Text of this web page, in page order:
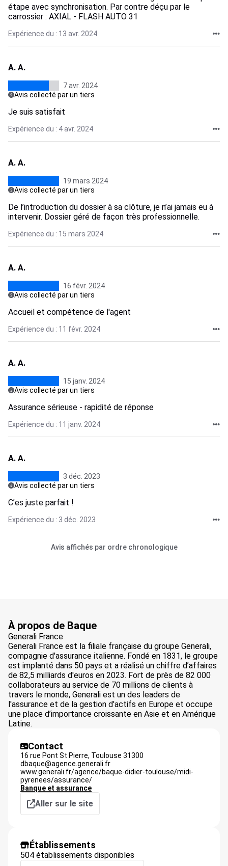
étape avec synchronisation. Par contre déçu par le
carrossier : AXIAL - FLASH AUTO 31
Expérience du : 13 avr. 2024
A. A.
7 avr. 2024
Avis collecté par un tiers
Je suis satisfait
Expérience du : 4 avr. 2024
A. A.
19 mars 2024
Avis collecté par un tiers
De l’introduction du dossier à sa clôture, je n’ai jamais eu à
intervenir. Dossier géré de façon très professionnelle.
Expérience du : 15 mars 2024
A. A.
16 févr. 2024
Avis collecté par un tiers
Accueil et compétence de l'agent
Expérience du : 11 févr. 2024
A. A.
15 janv. 2024
Avis collecté par un tiers
Assurance sérieuse - rapidité de réponse
Expérience du : 11 janv. 2024
A. A.
3 déc. 2023
Avis collecté par un tiers
C’es juste parfait !
Expérience du : 3 déc. 2023
Avis affichés par ordre chronologique
À propos de Baque
Generali France
Generali France est la filiale française du groupe Generali,
compagnie d'assurance italienne. Fondé en 1831, le groupe
est implanté dans 50 pays et a réalisé un chiffre d’affaires
de 82,5 milliards d'euros en 2023. Fort de près de 82 000
collaborateurs au service de 70 millions de clients à
travers le monde, Generali est un des leaders de
l'assurance et de la gestion d'actifs en Europe et occupe
une place d’importance croissante en Asie et en Amérique
Latine.
Contact
16 rue Pont St Pierre, Toulouse 31300
dbaque@agence.generali.fr
www.generali.fr/agence/baque-didier-toulouse/midi-
pyrenees/assurance/
Banque et assurance
Aller sur le site
Établissements
504 établissements disponibles